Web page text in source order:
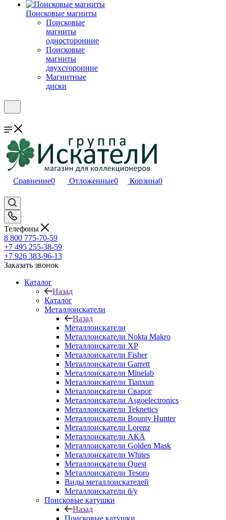
Поисковые магниты
Поисковые
магниты
односторонние
Поисковые
магниты
двухсторонние
Магнитные
диски
Сравнение0 Отложенные0 Корзина0
Телефоны
8 800 775-70-59
+7 495 255-38-59
+7 926 383-96-13
Заказать звонок
Каталог
Назад
Каталог
Металлоискатели
Назад
Металлоискатели
Металлоискатели Nokta Makro
Металлоискатели XP
Металлоискатели Fisher
Металлоискатели Garrett
Металлоискатели Minelab
Металлоискатели Tianxun
Металлоискатели Сварог
Металлоискатели Asgoelectronics
Металлоискатели Teknetics
Металлоискатели Bounty Hunter
Металлоискатели Lorenz
Металлоискатели АКА
Металлоискатели Golden Mask
Металлоискатели Whites
Металлоискатели Quest
Металлоискатели Tesoro
Виды металлоискателей
Металлоискатели б/у
Поисковые катушки
Назад
Поисковые катушки